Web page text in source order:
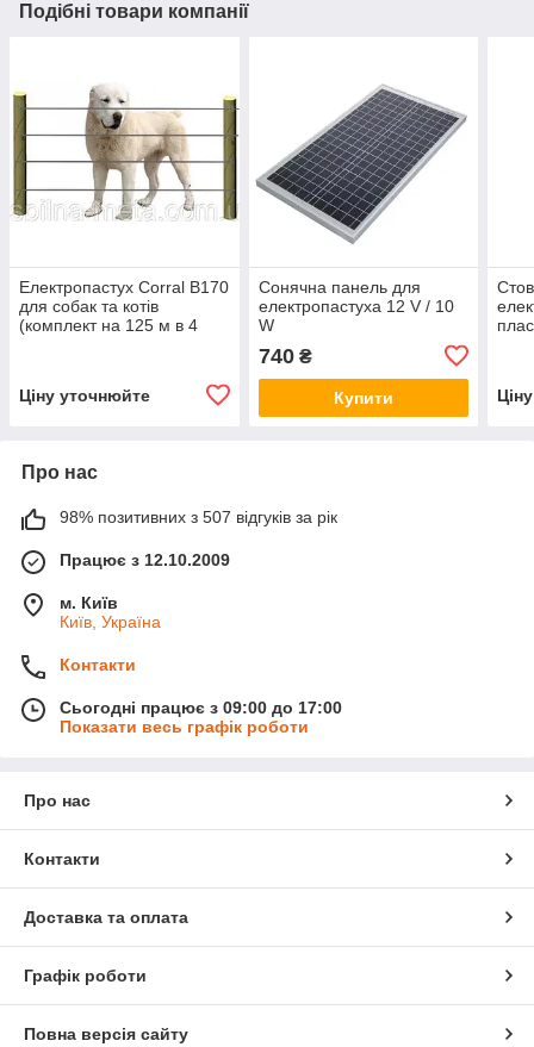
Подібні товари компанії
Електропастух Corral B170
для собак та котів
(комплект на 125 м в 4
Ціну уточнюйте
Сонячна панель для
електропастуха 12 V / 10
W
740₴
Купити
Про нас
98% позитивних з 507 відгуків за рік
Працює з 12.10.2009
м. Київ
Київ, Україна
Контакти
Сьогодні працює з 09:00 до 17:00
Показати весь графік роботи
Про нас
Контакти
Доставка та оплата
Графік роботи
Повна версія сайту